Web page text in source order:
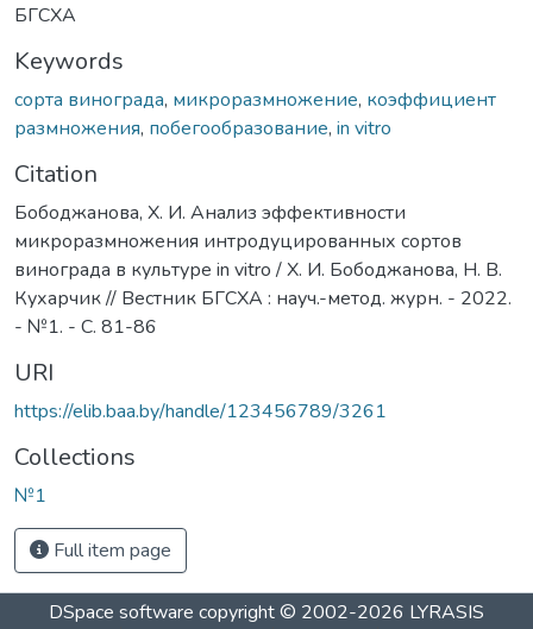
БГСХА
Keywords
сорта винограда, микроразмножение, коэффициент
размножения, побегообразование, in vitro
Citation
Бободжанова, Х. И. Анализ эффективности
микроразмножения интродуцированных сортов
винограда в культуре in vitro / Х. И. Бободжанова, Н. В.
Кухарчик // Вестник БГСХА : науч.-метод. журн. - 2022.
- №1. - С. 81-86
URI
https://elib.baa.by/handle/123456789/3261
Collections
№1
Full item page
DSpace software copyright © 2002-2026 LYRASIS